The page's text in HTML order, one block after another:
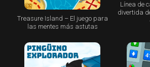
Treasure Island – El juego para
las mentes más astutas
Línea de
divertida